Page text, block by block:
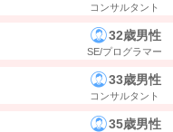
コンサルタント
32歳男性
SE/プログラマー
33歳男性
コンサルタント
35歳男性